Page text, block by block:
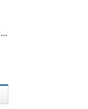
谢泳：纪念顾准其实是纪念一种独立思考精神